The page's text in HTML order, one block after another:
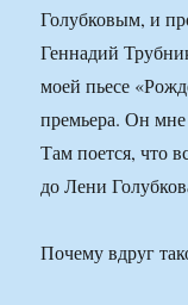
Голубковым, и
Геннадий
моей пьесе
премьера. Он
Там поется, что
до Лени
Почему вдруг